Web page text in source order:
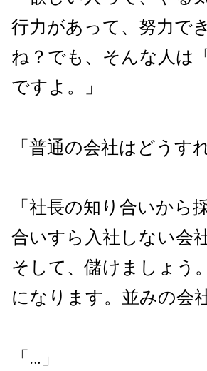
行力があって、努力で
ね？でも、そんな人は
ですよ。」
「普通の会社はどう
「社長の知り合いから
合いすら入社しない会
そして、儲けましょう
になります。並みの会
「…」